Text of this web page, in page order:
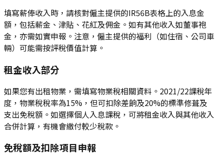
填寫薪俸收入時，請核對僱主提供的IR56B表格上的入息金
額，包括薪金、津貼、花紅及佣金。如有其他收入如董事袍
金，亦需如實申報。注意，僱主提供的福利（如住宿、公司車
輛）可能需按評稅價值計算。
租金收入部分
如果您有出租物業，需填寫物業稅相關資料。2021/22課稅年
度，物業稅稅率為15%，但可扣除差餉及20%的標準修葺及
支出免稅額。如選擇個人入息課稅，可將租金收入與其他收入
合併計算，有機會繳付較少稅款。
免稅額及扣除項目申報